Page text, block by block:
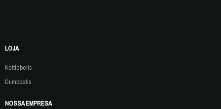
LOJA
Kettlebells
Dumbbells
NOSSA EMPRESA